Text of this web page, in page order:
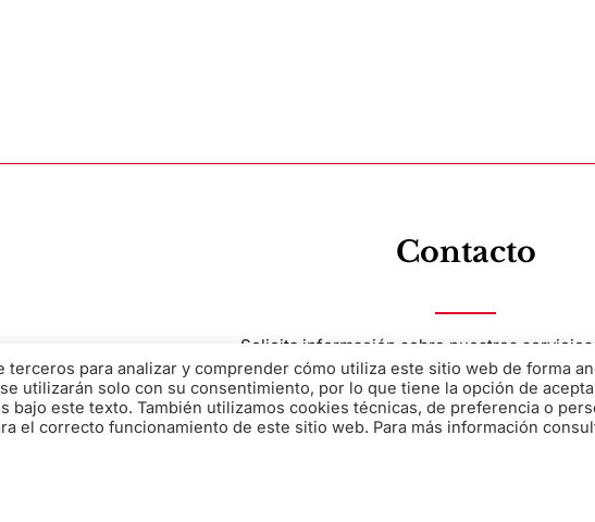
Contacto
Solicita información sobre nuestros
Nombre *
terceros para analizar y comprender cómo utiliza este sitio web de forma
utilizarán solo con su consentimiento, por lo que tiene la opción de
bajo este texto. También utilizamos cookies técnicas, de preferencia o
el correcto funcionamiento de este sitio web. Para más información